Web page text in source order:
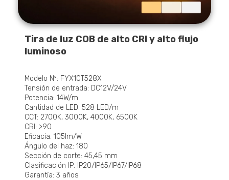
Tira de luz COB de alto CRI y alto flujo
luminoso
Modelo Nº: FYX10T528X
Tensión de entrada: DC12V/24V
Potencia: 14W/m
Cantidad de LED: 528 LED/m
CCT: 2700K, 3000K, 4000K, 6500K
CRI: >90
Eficacia: 105lm/W
Ángulo del haz: 180
Sección de corte: 45,45 mm
Clasificación IP: IP20/IP65/IP67/IP68
Garantía: 3 años